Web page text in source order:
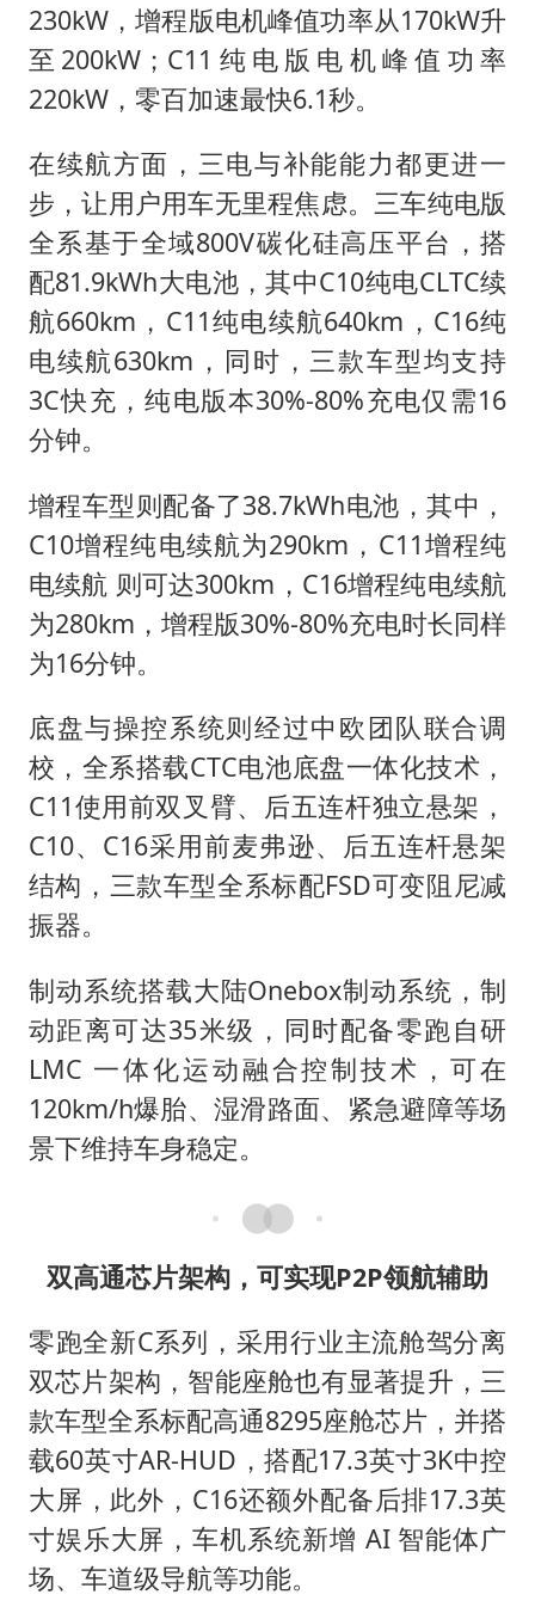
230kW，增程版电机峰值功率从170kW升
至200kW；C11纯电版电机峰值功率
220kW，零百加速最快6.1秒。
在续航方面，三电与补能能力都更进一
步，让用户用车无里程焦虑。三车纯电版
全系基于全域800V碳化硅高压平台，搭
配81.9kWh大电池，其中C10纯电CLTC续
航660km，C11纯电续航640km，C16纯
电续航630km，同时，三款车型均支持
3C快充，纯电版本30%-80%充电仅需16
分钟。
增程车型则配备了38.7kWh电池，其中，
C10增程纯电续航为290km，C11增程纯
电续航 则可达300km，C16增程纯电续航
为280km，增程版30%-80%充电时长同样
为16分钟。
底盘与操控系统则经过中欧团队联合调
校，全系搭载CTC电池底盘一体化技术，
C11使用前双叉臂、后五连杆独立悬架，
C10、C16采用前麦弗逊、后五连杆悬架
结构，三款车型全系标配FSD可变阻尼减
振器。
制动系统搭载大陆Onebox制动系统，制
动距离可达35米级，同时配备零跑自研
LMC 一体化运动融合控制技术，可在
120km/h爆胎、湿滑路面、紧急避障等场
景下维持车身稳定。
双高通芯片架构，可实现P2P领航辅助
零跑全新C系列，采用行业主流舱驾分离
双芯片架构，智能座舱也有显著提升，三
款车型全系标配高通8295座舱芯片，并搭
载60英寸AR-HUD，搭配17.3英寸3K中控
大屏，此外，C16还额外配备后排17.3英
寸娱乐大屏，车机系统新增 AI 智能体广
场、车道级导航等功能。